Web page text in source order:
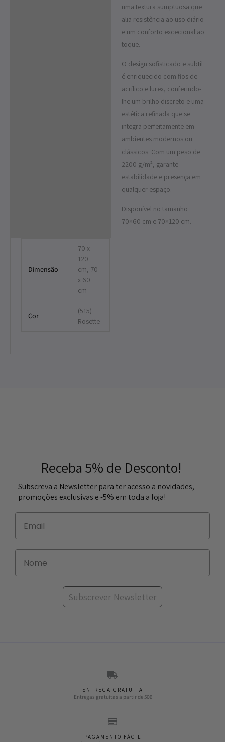
uma textura sumptuosa que
alia resistência ao uso diário
e um conforto excecional ao
toque.
O design sofisticado e subtil
é enriquecido com fios de
acrílico e lurex, conferindo-
lhe um brilho discreto e uma
estética refinada que se
integra perfeitamente em
ambientes modernos ou
clássicos. Com um peso de
2200 g/m², garante
estabilidade e presença em
qualquer espaço.
Disponível no tamanho
70×60 cm e 70×120 cm.
Dimensão
70 x
120
cm, 70
x 60
cm
Cor
(515)
Rosette
Receba 5% de Desconto!
Subscreva a Newsletter para ter acesso a novidades,
promoções exclusivas e -5% em toda a loja!
Subscrever Newsletter
ENTREGA GRATUITA
Entregas gratuitas a partir de 50€
PAGAMENTO FÁCIL